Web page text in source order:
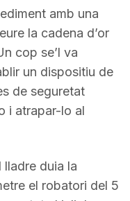
amb una
la cadena d’or
cop se’l va
un dispositiu de
de seguretat
i atrapar-lo al
lladre duia la
el robatori del 5